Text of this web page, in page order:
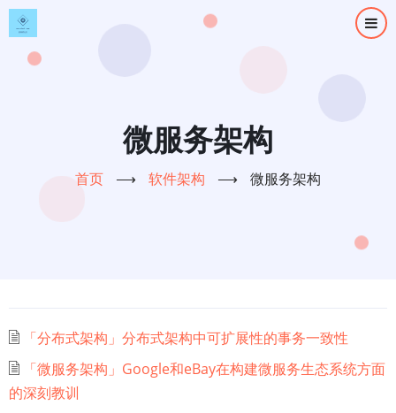
跳
转
微服务架构
首页 ⟶ 软件架构 ⟶ 微服务架构
「分布式架构」分布式架构中可扩展性的事务一致性
「微服务架构」Google和eBay在构建微服务生态系统方面
的深刻教训